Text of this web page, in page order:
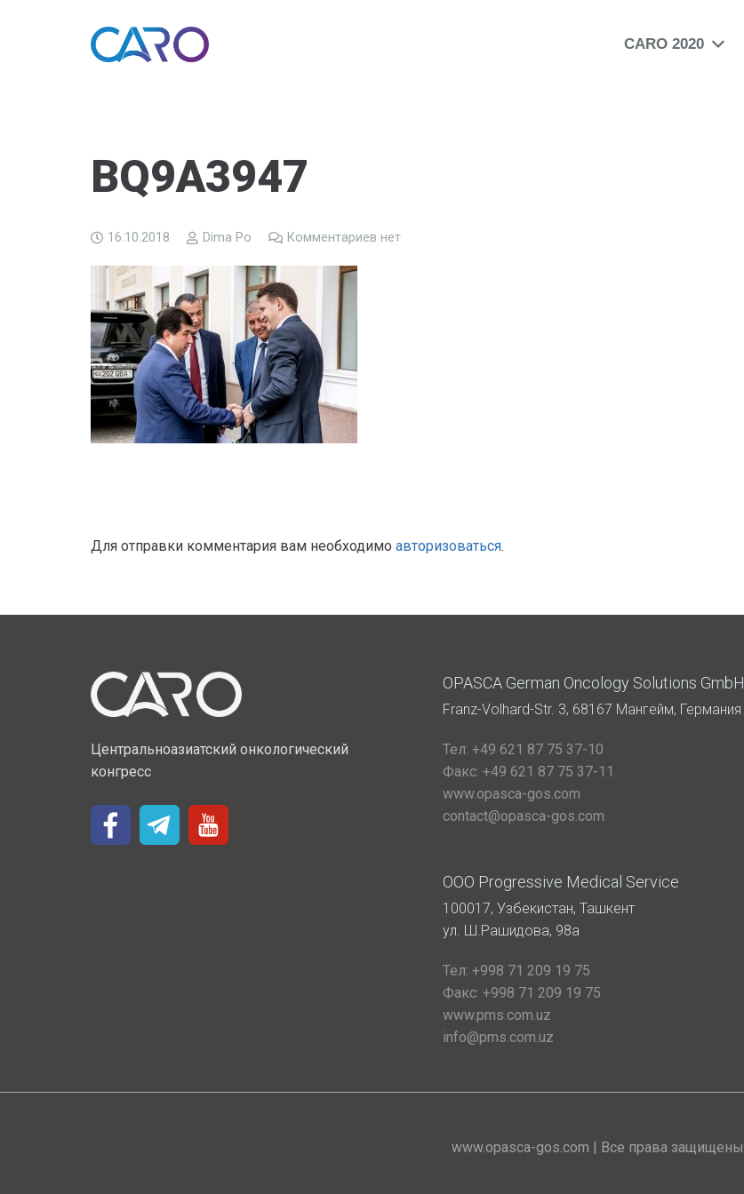
CARO 2020
BQ9A3947
16.10.2018 Dima Po Комментариев нет
Для отправки комментария вам необходимо авторизоваться.
Центральноазиатский онкологический
конгресс
OPASCA German Oncology Solutions GmbH
Franz-Volhard-Str. 3, 68167 Мангейм, Германия
Тел: +49 621 87 75 37-10
Факс: +49 621 87 75 37-11
www.opasca-gos.com
contact@opasca-gos.com
ООО Progressive Medical Service
100017, Узбекистан, Ташкент
ул. Ш.Рашидова, 98а
Тел: +998 71 209 19 75
Факс: +998 71 209 19 75
www.pms.com.uz
info@pms.com.uz
www.opasca-gos.com | Все права защищены